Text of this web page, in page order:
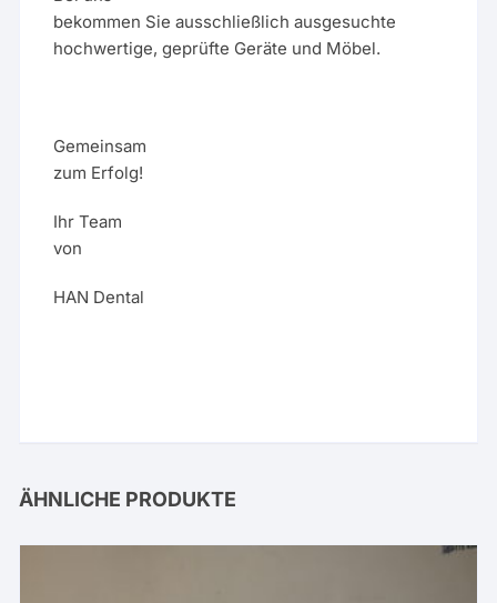
bekommen Sie ausschließlich ausgesuchte
hochwertige, geprüfte Geräte und Möbel.
Gemeinsam
zum Erfolg!
Ihr Team
von
HAN Dental
ÄHNLICHE PRODUKTE